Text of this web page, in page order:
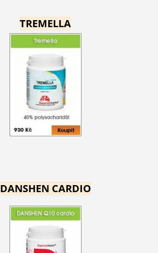
TREMELLA
DANSHEN CARDIO